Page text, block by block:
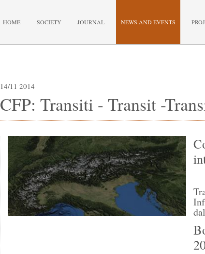
HOME SOCIETY JOURNAL NEWS AND EVENTS
14/11 2014
CFP: Transiti - Transit -